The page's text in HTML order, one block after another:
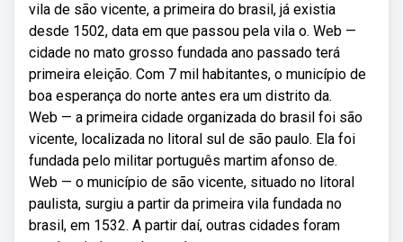
vila de são vicente, a primeira do brasil, já existia
desde 1502, data em que passou pela vila o. Web —
cidade no mato grosso fundada ano passado terá
primeira eleição. Com 7 mil habitantes, o município de
boa esperança do norte antes era um distrito da.
Web — a primeira cidade organizada do brasil foi são
vicente, localizada no litoral sul de são paulo. Ela foi
fundada pelo militar português martim afonso de.
Web — o município de são vicente, situado no litoral
paulista, surgiu a partir da primeira vila fundada no
brasil, em 1532. A partir daí, outras cidades foram